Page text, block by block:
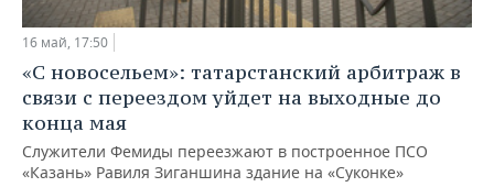
16 май, 17:50
«С новосельем»: татарстанский арбитраж в
связи с переездом уйдет на выходные до
конца мая
Служители Фемиды переезжают в построенное ПСО
«Казань» Равиля Зиганшина здание на «Суконке»